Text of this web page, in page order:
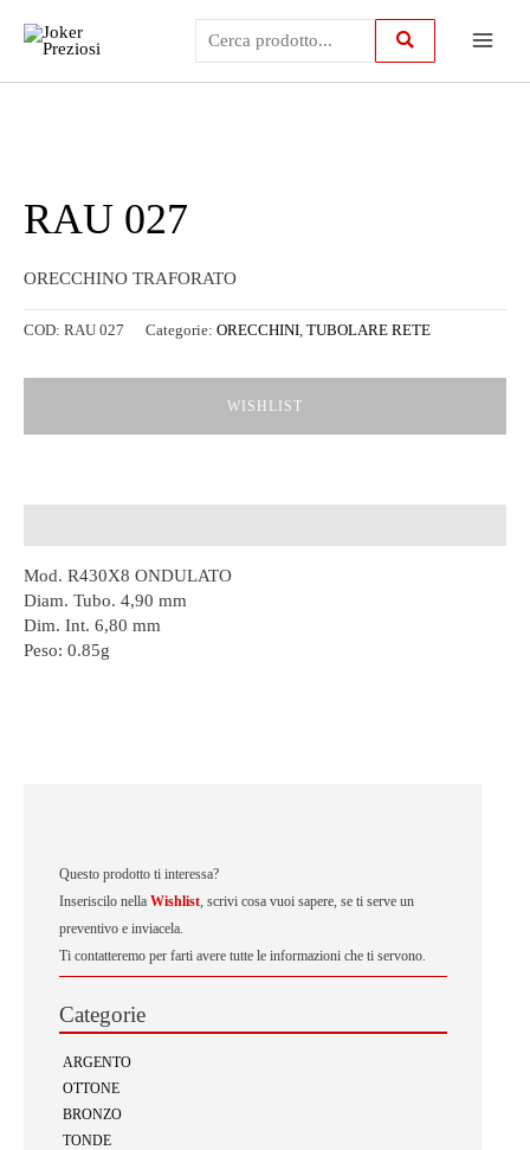
contenuto
Questo prodotto ti interessa?
Inseriscilo nella Wishlist, scrivi cosa vuoi sapere, se ti serve un
preventivo e inviacela.
Ti contatteremo per farti avere tutte le informazioni che ti servono.
Categorie
ARGENTO
OTTONE
BRONZO
TONDE
RAU 027
ORECCHINO TRAFORATO
COD: RAU 027 Categorie: ORECCHINI, TUBOLARE RETE
WISHLIST
Mod. R430X8 ONDULATO
Diam. Tubo. 4,90 mm
Dim. Int. 6,80 mm
Peso: 0.85g